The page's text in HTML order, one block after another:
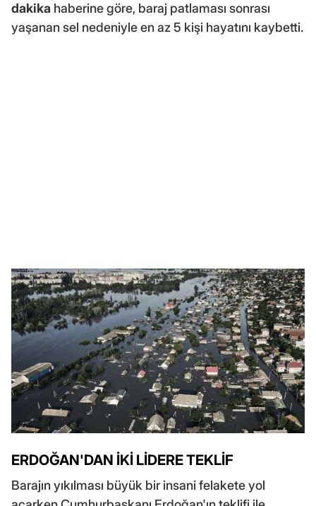
dakika haberine göre, baraj patlaması sonrası
yaşanan sel nedeniyle en az 5 kişi hayatını kaybetti.
ERDOĞAN'DAN İKİ LİDERE TEKLİF
Barajın yıkılması büyük bir insani felakete yol